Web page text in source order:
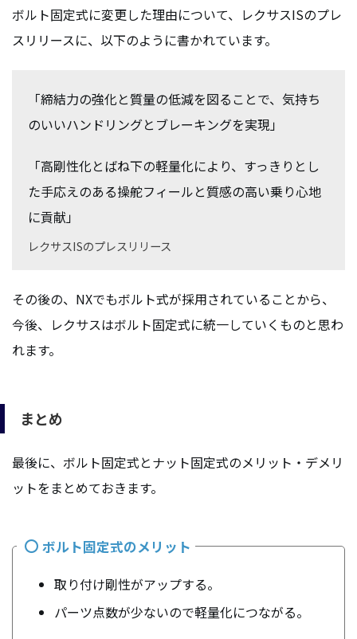
ボルト固定式に変更した理由について、レクサスISのプレ
スリリースに、以下のように書かれています。
「締結力の強化と質量の低減を図ることで、気持ち
のいいハンドリングとブレーキングを実現」
「高剛性化とばね下の軽量化により、すっきりとし
た手応えのある操舵フィールと質感の高い乗り心地
に貢献」
レクサスISのプレスリリース
その後の、NXでもボルト式が採用されていることから、
今後、レクサスはボルト固定式に統一していくものと思わ
れます。
まとめ
最後に、ボルト固定式とナット固定式のメリット・デメリ
ットをまとめておきます。
ボルト固定式のメリット
取り付け剛性がアップする。
パーツ点数が少ないので軽量化につながる。